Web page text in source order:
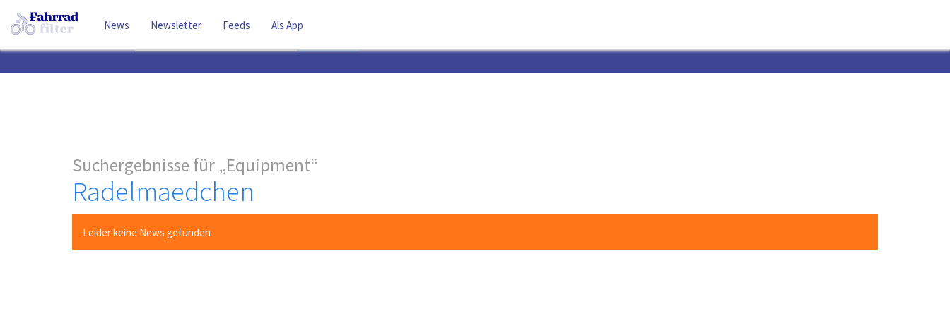
News Newsletter Feeds
Als App
Suchergebnisse für Equipment
Radelmaedchen
Leider keine News gefunden